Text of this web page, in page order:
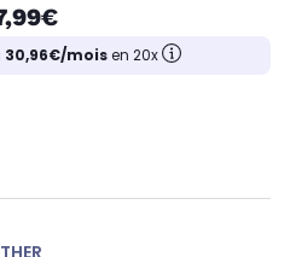
30,96€/moisen 20x